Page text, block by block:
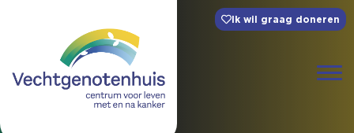
Ik wil graag doneren